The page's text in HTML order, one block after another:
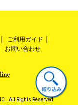
ご利用ガイド
お問い合わせ
All Rights Reserved